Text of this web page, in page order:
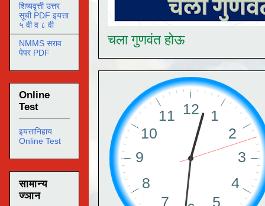
चला गुणवंत होऊ
शिष्यवृत्ती उत्तर
सूची PDF इयत्ता
५ वी व ८ वी
NMMS सराव
पेपर PDF
Online
Test
इयत्तानिहाय
Online Test
सामान्य
ज्ञान